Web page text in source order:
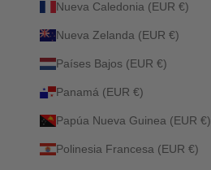
Nueva Caledonia (EUR €)
Nueva Zelanda (EUR €)
Países Bajos (EUR €)
Panamá (EUR €)
Papúa Nueva Guinea (EUR €)
Polinesia Francesa (EUR €)